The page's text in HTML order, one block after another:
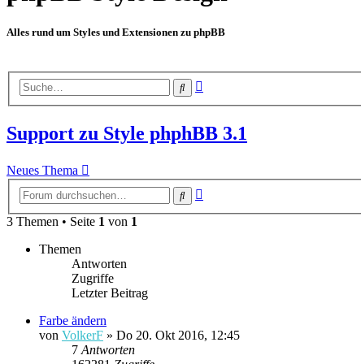
Alles rund um Styles und Extensionen zu phpBB
Suche
Support zu Style phphBB 3.1
Neues Thema
Suche
3 Themen • Seite 1 von 1
Themen
Antworten
Zugriffe
Letzter Beitrag
Farbe ändern
von VolkerF » Do 20. Okt 2016, 12:45
7 Antworten